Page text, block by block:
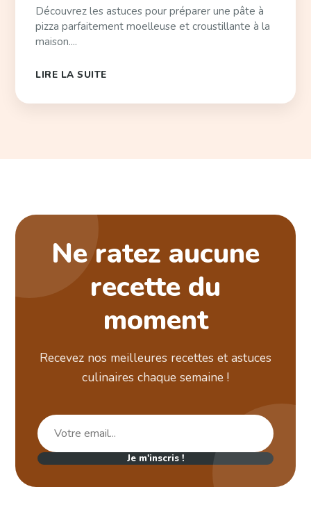
Découvrez les astuces pour préparer une pâte à
pizza parfaitement moelleuse et croustillante à la
maison....
LIRE LA SUITE
Ne ratez aucune
recette du
moment
Recevez nos meilleures recettes et astuces
culinaires chaque semaine !
Je m'inscris !